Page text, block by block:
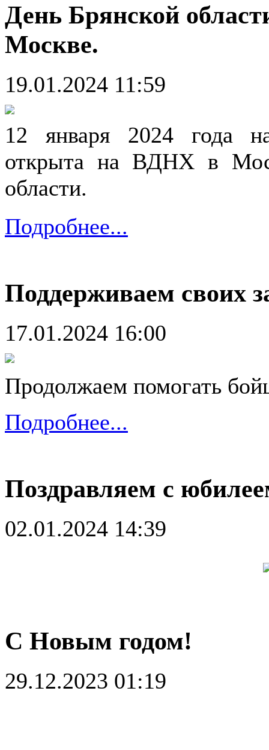
День Брянской
Москве.
19.01.2024 11:59
12 января 2024 года
открыта на ВДНХ в
области.
Подробнее...
Поддерживаем своих
17.01.2024 16:00
Продолжаем помогать
Подробнее...
Поздравляем с
02.01.2024 14:39
С Новым годом!
29.12.2023 01:19